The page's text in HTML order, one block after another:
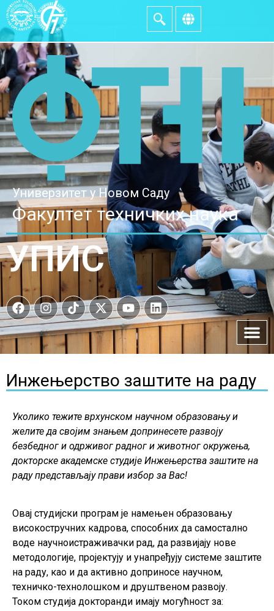
Универзитет у Новом Саду
Факултет техничких наука
УПИС
Инжењерство заштите на раду
Уколико тежите врхунском научном образовању и
желите да својим знањем допринесете развоју
безбедног и одрживог радног и животног окружења,
докторске академске студије Инжењерства заштите на
раду представљају прави избор за Вас!
Овај студијски програм је намењен образовању
високостручних кадрова, способних да самостално
воде научноистраживачки рад, да развијају нове
методологије, пројектују и унапређују системе заштите
на раду, као и да активно доприносе научном,
техничко-технолошком и друштвеном развоју.
Током студија докторанди имају могућност за: